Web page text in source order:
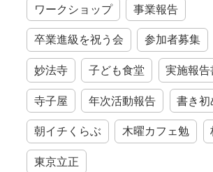
ワークショップ 事業報告
卒業進級を祝う会 参加者募集
妙法寺 子ども食堂 実施報告
寺子屋 年次活動報告 書き初
朝イチくらぶ 木曜カフェ勉
東京立正